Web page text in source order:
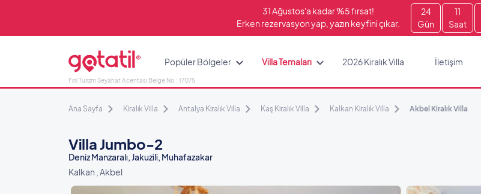
31 Ağustos'a kadar %5 fırsat!
Erken rezervasyon yap, yazın keyfini çıkar.
24
Gün
11
Saat
Fırıl Turizm Seyahat Acentası Belge No : 17075
Popüler Bölgeler Villa Temaları 2026 Kiralık Villa İletişim
Ana Sayfa Kiralık Villa Antalya Kiralık Villa Kaş Kiralık Villa Kalkan Kiralık Villa Akbel Kiralık Villa
Villa Jumbo-2
Deniz Manzaralı, Jakuzili, Muhafazakar
Kalkan , Akbel